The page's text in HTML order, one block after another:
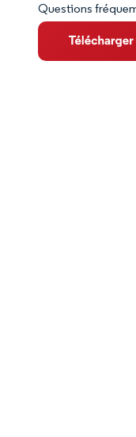
VUE
Principales
Questions